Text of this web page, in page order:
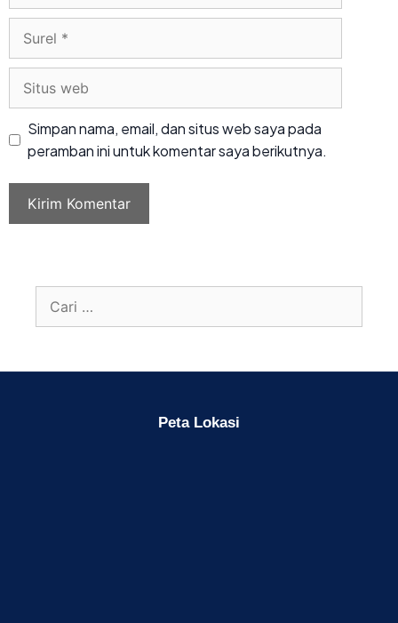
Simpan nama, email, dan situs web saya pada
peramban ini untuk komentar saya berikutnya.
Peta Lokasi